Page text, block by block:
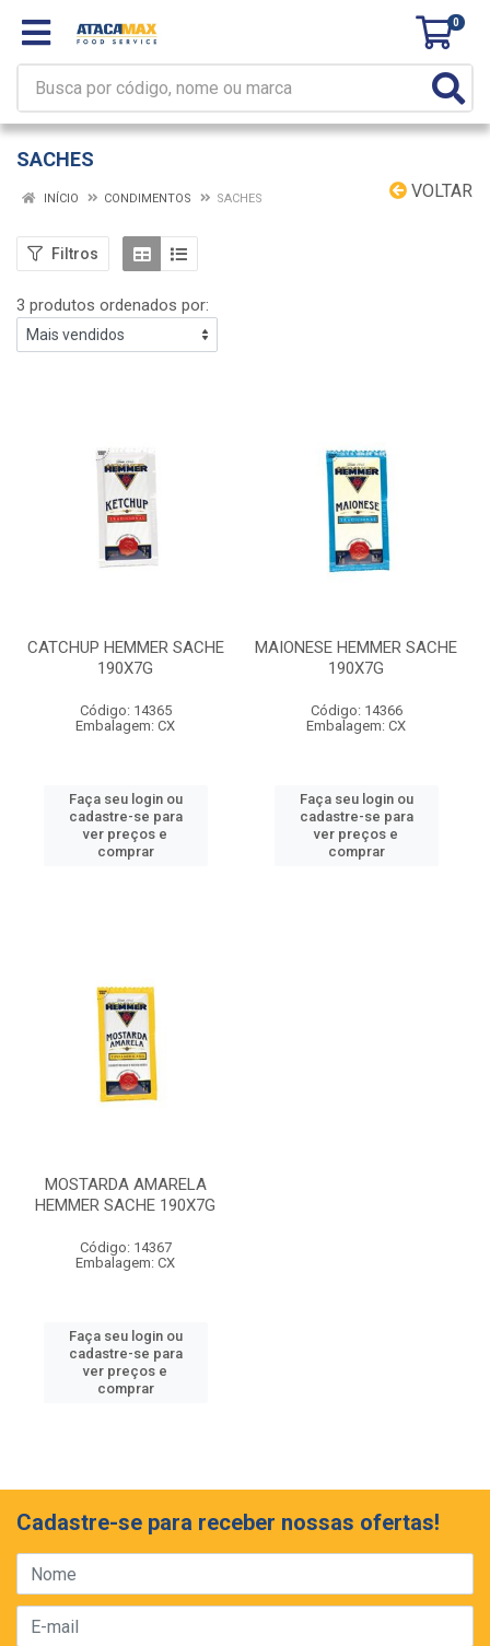
0
SACHES
VOLTAR
INÍCIO CONDIMENTOS SACHES
Filtros
3 produtos ordenados por:
CATCHUP HEMMER SACHE
190X7G
Código: 14365
Embalagem: CX
Faça seu login ou
cadastre-se para
ver preços e
comprar
MAIONESE HEMMER SACHE
190X7G
Código: 14366
Embalagem: CX
Faça seu login ou
cadastre-se para
ver preços e
comprar
MOSTARDA AMARELA
HEMMER SACHE 190X7G
Código: 14367
Embalagem: CX
Faça seu login ou
cadastre-se para
ver preços e
comprar
Cadastre-se para receber nossas ofertas!